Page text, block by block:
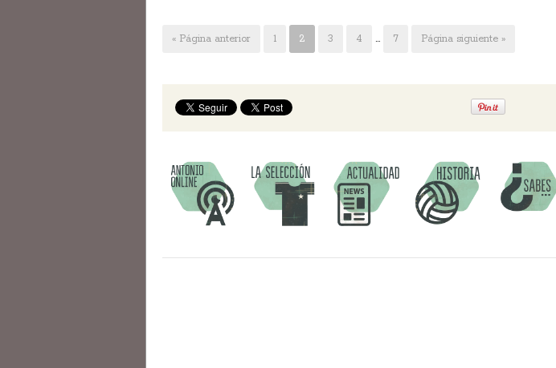
« Página anterior 1 2 3 4 … 7 Página siguiente »